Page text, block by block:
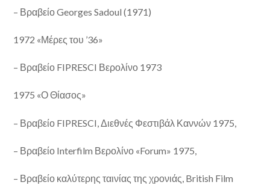
– Βραβείο Georges Sadoul (1971)
1972 «Μέρες του ’36»
– Βραβείο FIPRESCI Βερολίνο 1973
1975 «Ο Θίασος»
– Βραβείο FIPRESCI, Διεθνές Φεστιβάλ Καννών 1975,
– Βραβείο Interfilm Βερολίνο «Forum» 1975,
– Βραβείο καλύτερης ταινίας της χρονιάς, British Film